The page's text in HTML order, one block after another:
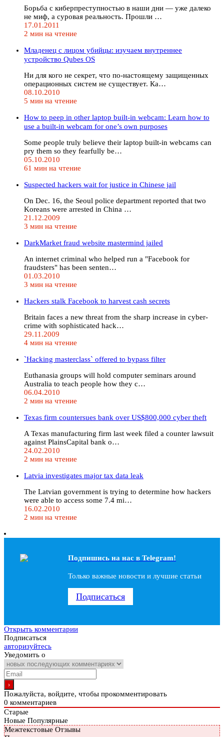
Борьба с киберпреступностью в наши дни — уже далеко
не миф, а суровая реальность. Прошли …
17.01.2011
2 мин на чтение
Младенец с лицом убийцы: изучаем внутреннее
устройство Qubes OS
Ни для кого не секрет, что по-настоящему защищенных
операционных систем не существует. Ка…
08.10.2010
5 мин на чтение
How to peep in other laptop built-in webcam: Learn how to
use a built-in webcam for one’s own purposes
Some people truly believe their laptop built-in webcams can
pry them so they fearfully be…
05.10.2010
61 мин на чтение
Suspected hackers wait for justice in Chinese jail
On Dec. 16, the Seoul police department reported that two
Koreans were arrested in China …
21.12.2009
3 мин на чтение
DarkMarket fraud website mastermind jailed
An internet criminal who helped run a "Facebook for
fraudsters" has been senten…
01.03.2010
3 мин на чтение
Hackers stalk Facebook to harvest cash secrets
Britain faces a new threat from the sharp increase in cyber-
crime with sophisticated hack…
29.11.2009
4 мин на чтение
`Hacking masterclass` offered to bypass filter
Euthanasia groups will hold computer seminars around
Australia to teach people how they c…
06.04.2010
2 мин на чтение
Texas firm countersues bank over US$800,000 cyber theft
A Texas manufacturing firm last week filed a counter lawsuit
against PlainsCapital bank o…
24.02.2010
2 мин на чтение
Latvia investigates major tax data leak
The Latvian government is trying to determine how hackers
were able to access some 7.4 mi…
16.02.2010
2 мин на чтение
Подпишись на наc в Telegram!
Только важные новости и лучшие статьи
Подписаться
Открыть комментарии
Подписаться
авторизуйтесь
Уведомить о
Пожалуйста, войдите, чтобы прокомментировать
0 комментариев
Старые
Новые Популярные
Межтекстовые Отзывы